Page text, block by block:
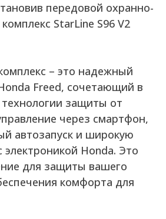
передовой охранно-
StarLine S96 V2
– это надежный
Freed, сочетающий в
защиты от
через смартфон,
автозапуск и широкую
электроникой Honda. Это
для защиты вашего
комфорта для